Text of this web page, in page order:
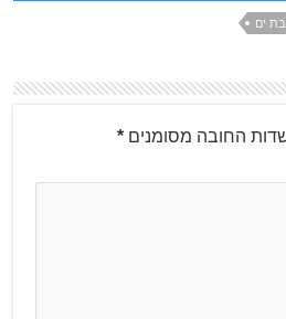
ים
החובה מסומנים*